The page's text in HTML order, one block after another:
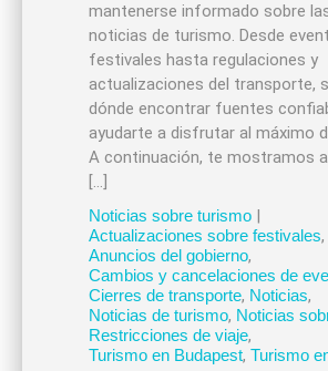
mantenerse informado sobre
noticias de turismo. Desde
festivales hasta regulaciones y
actualizaciones del transporte,
dónde encontrar fuentes
ayudarte a disfrutar al máximo
A continuación, te mostramos
[…]
Noticias sobre turismo|
Actualizaciones sobre festivales,
Anuncios del gobierno,
Cambios y cancelaciones de
Cierres de transporte, Noticias,
Noticias de turismo, Noticias
Restricciones de viaje,
Turismo en Budapest, Turismo